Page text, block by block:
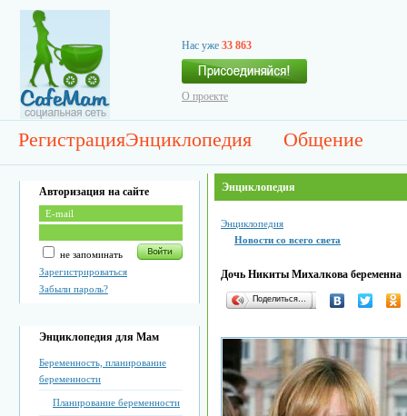
Нас уже 33 863
О проекте
РегистрацияЭнциклопедия Общение
Авторизация на сайте
не запоминать
Зарегистрироваться
Забыли пароль?
Энциклопедия для Мам
Беременность, планирование
беременности
Планирование беременности
Энциклопедия
Энциклопедия
Новости со всего света
Дочь Никиты Михалкова беременна
Поделиться…